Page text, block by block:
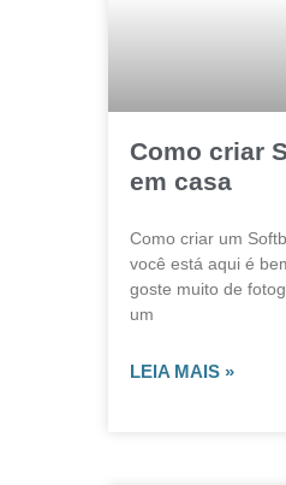
Como criar
em casa
Como criar um
você está aqui é
goste muito de
um
LEIA MAIS »